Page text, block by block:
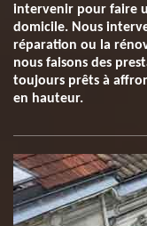
intervenir pour faire
domicile. Nous
réparation ou la
nous faisons des
toujours prêts à
en hauteur.